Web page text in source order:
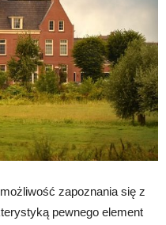
zapoznania się z
pewnego element